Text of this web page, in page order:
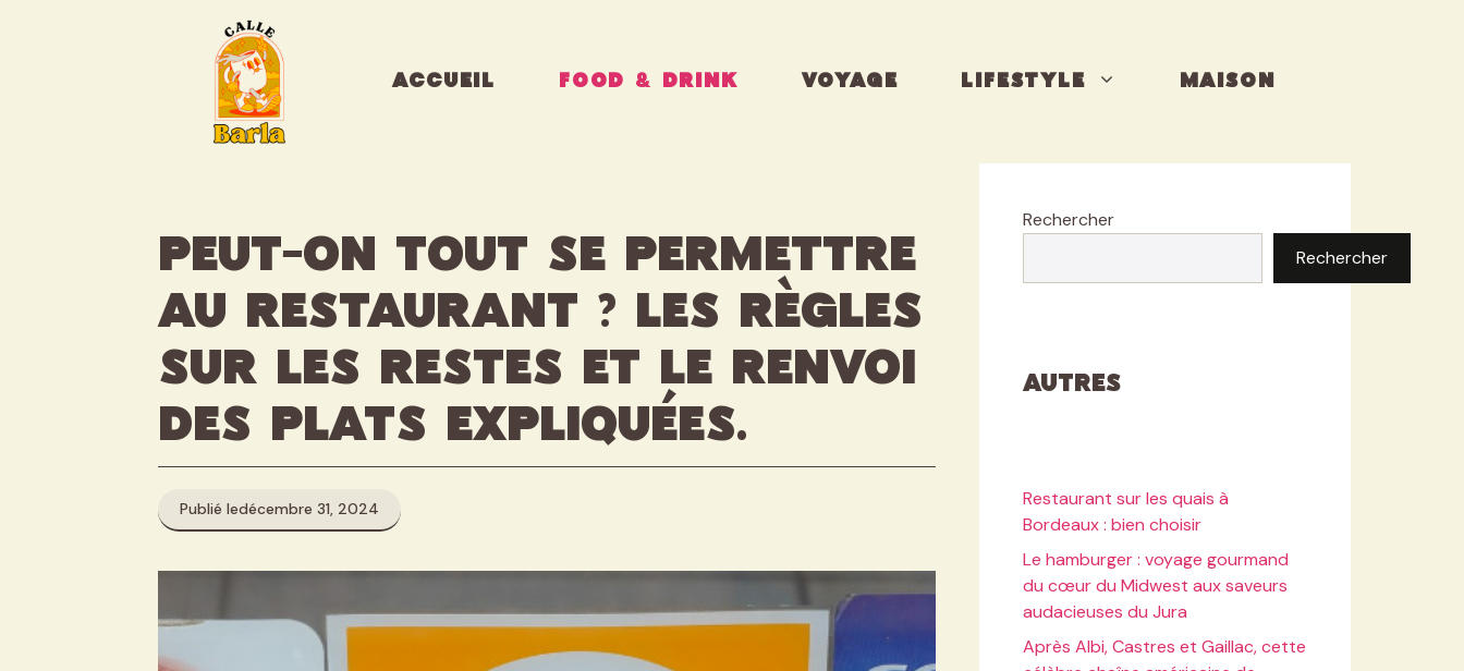
ACCUEIL FOOD & DRINK VOYAGE LIFESTYLE MAISON
Peut-on tout se permettre
au restaurant ? Les règles
sur les restes et le renvoi
des plats expliquées.
Publié ledécembre 31, 2024
Rechercher
Rechercher
Autres
Restaurant sur les quais à
Bordeaux : bien choisir
Le hamburger : voyage gourmand
du cœur du Midwest aux saveurs
audacieuses du Jura
Après Albi, Castres et Gaillac, cette